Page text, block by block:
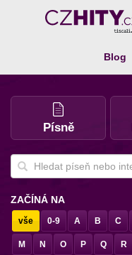
Blog
Písně
ZAČÍNÁ NA
vše 0-9 A B C
M N O P Q R